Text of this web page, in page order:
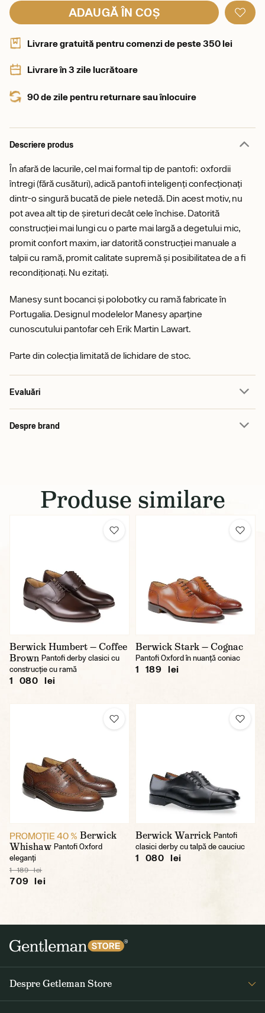
ADAUGĂ ÎN COȘ
Livrare gratuită pentru comenzi de peste 350 lei
Livrare în 3 zile lucrătoare
90 de zile pentru returnare sau înlocuire
Descriere produs
În afară de lacurile, cel mai formal tip de pantofi: oxfordii
întregi (fără cusături), adică pantofi inteligenți confecționați
dintr-o singură bucată de piele netedă. Din acest motiv, nu
pot avea alt tip de șireturi decât cele închise. Datorită
construcției mai lungi cu o parte mai largă a degetului mic,
promit confort maxim, iar datorită construcției manuale a
talpii cu ramă, promit calitate supremă și posibilitatea de a fi
recondiționați. Nu ezitați.
Manesy sunt bocanci și polobotky cu ramă fabricate în
Portugalia. Designul modelelor Manesy aparține
cunoscutului pantofar ceh Erik Martin Lawart.
Parte din colecția limitată de lichidare de stoc.
Evaluări
Despre brand
Produse similare
Berwick Humbert — Coffee
Brown Pantofi derby clasici cu
construcție cu ramă
1 080 lei
Berwick Stark — Cognac
Pantofi Oxford în nuanță coniac
1 189 lei
PROMOŢIE 40 % Berwick
Whishaw Pantofi Oxford
eleganți
1 189 lei
709 lei
Berwick Warrick Pantofi
clasici derby cu talpă de cauciuc
1 080 lei
Despre Getleman Store